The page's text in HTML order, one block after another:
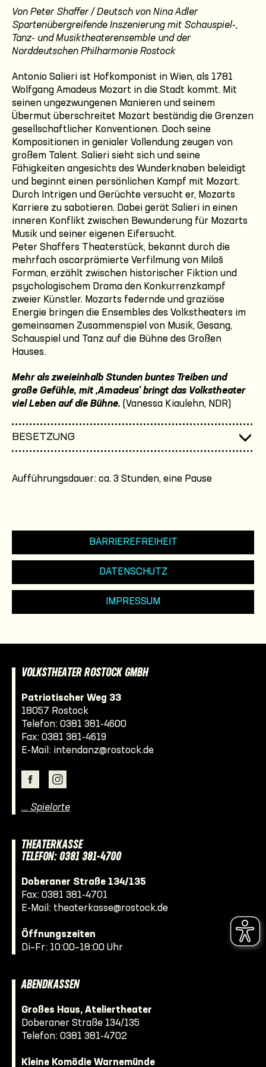
Von Peter Shaffer / Deutsch von Nina Adler
Spartenübergreifende Inszenierung mit Schauspiel-,
Tanz- und Musiktheaterensemble und der
Norddeutschen Philharmonie Rostock
Antonio Salieri ist Hofkomponist in Wien, als 1781
Wolfgang Amadeus Mozart in die Stadt kommt. Mit
seinen ungezwungenen Manieren und seinem
Übermut überschreitet Mozart beständig die Grenzen
gesellschaftlicher Konventionen. Doch seine
Kompositionen in genialer Vollendung zeugen von
großem Talent. Salieri sieht sich und seine
Fähigkeiten angesichts des Wunderknaben beleidigt
und beginnt einen persönlichen Kampf mit Mozart.
Durch Intrigen und Gerüchte versucht er, Mozarts
Karriere zu sabotieren. Dabei gerät Salieri in einen
inneren Konflikt zwischen Bewunderung für Mozarts
Musik und seiner eigenen Eifersucht.
Peter Shaffers Theaterstück, bekannt durch die
mehrfach oscarprämierte Verfilmung von Miloš
Forman, erzählt zwischen historischer Fiktion und
psychologischem Drama den Konkurrenzkampf
zweier Künstler. Mozarts federnde und graziöse
Energie bringen die Ensembles des Volkstheaters im
gemeinsamen Zusammenspiel von Musik, Gesang,
Schauspiel und Tanz auf die Bühne des Großen
Hauses.
Mehr als zweieinhalb Stunden buntes Treiben und
große Gefühle, mit ,Amadeus' bringt das Volkstheater
viel Leben auf die Bühne. (Vanessa Kiaulehn, NDR)
BESETZUNG
Aufführungsdauer: ca. 3 Stunden, eine Pause
BARRIEREFREIHEIT
DATENSCHUTZ
IMPRESSUM
VOLKSTHEATER ROSTOCK GMBH
Patriotischer Weg 33
18057 Rostock
Telefon: 0381 381-4600
Fax: 0381 381-4619
E-Mail: intendanz@rostock.de
… Spielorte
THEATERKASSE
TELEFON: 0381 381-4700
Doberaner Straße 134/135
Fax: 0381 381-4701
E-Mail: theaterkasse@rostock.de
Öffnungszeiten
Di–Fr: 10:00–18:00 Uhr
ABENDKASSEN
Großes Haus, Ateliertheater
Doberaner Straße 134/135
Telefon: 0381 381-4702
Kleine Komödie Warnemünde